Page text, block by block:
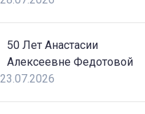
50 Лет Анастасии
Алексеевне Федотовой
23.07.2026